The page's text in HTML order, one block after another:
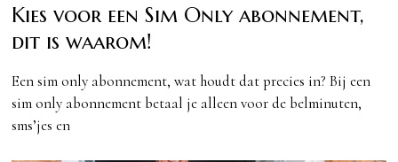
Kies voor een Sim Only abonnement,
dit is waarom!
Een sim only abonnement, wat houdt dat precies in? Bij een
sim only abonnement betaal je alleen voor de belminuten,
sms’jes en